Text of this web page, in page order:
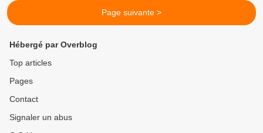
Page suivante >
Hébergé par Overblog
Top articles
Pages
Contact
Signaler un abus